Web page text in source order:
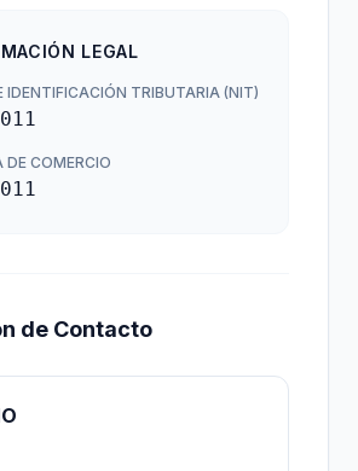
LEGAL
IDENTIFICACIÓN TRIBUTARIA (NIT)
COMERCIO
de Contacto